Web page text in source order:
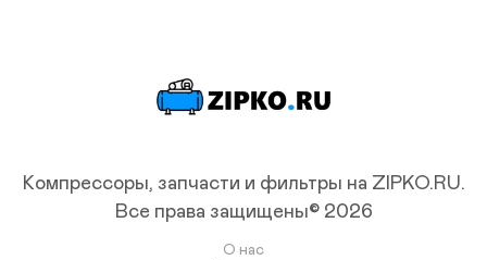
Компрессоры, запчасти и фильтры на ZIPKO.RU.
Все права защищены© 2026
О нас